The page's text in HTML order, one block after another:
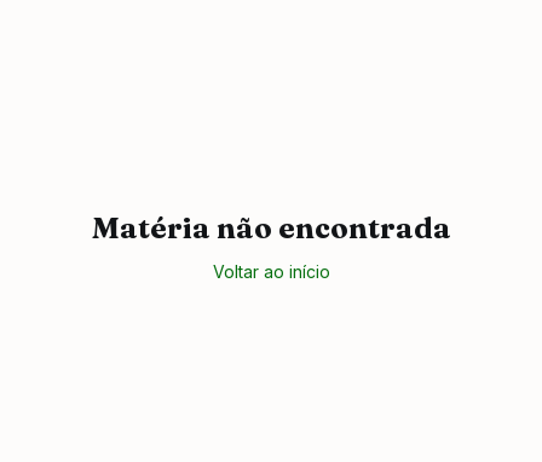
Matéria não encontrada
Voltar ao início